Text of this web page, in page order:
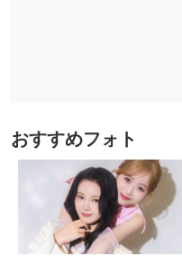
おすすめフォト